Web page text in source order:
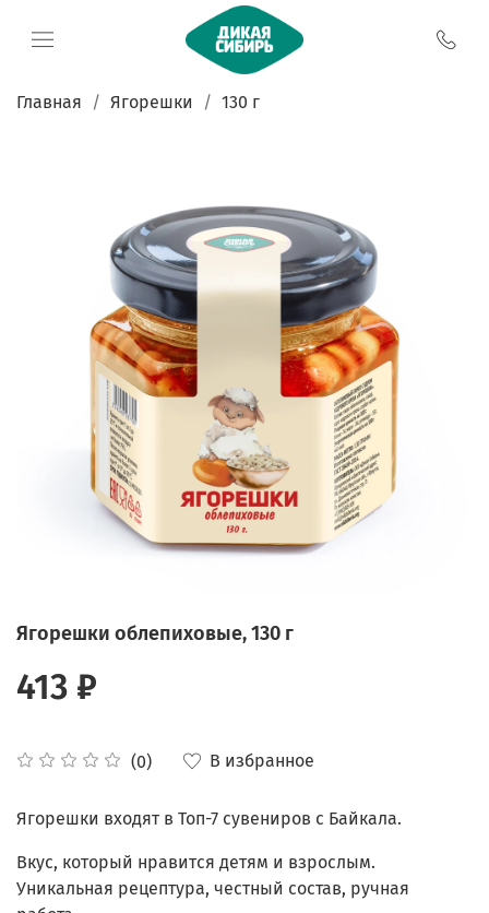
Главная Ягорешки 130 г
Ягорешки облепиховые, 130 г
(0) В избранное
413 ₽
Ягорешки входят в Топ-7 сувениров с Байкала.
Вкус, который нравится детям и взрослым.
Уникальная рецептура, честный состав, ручная